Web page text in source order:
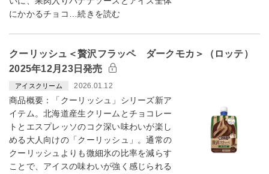
にかかるチョコ…続きを読む
クーリッシュ＜贅沢フラッペ ダークモカ＞（ロッテ）
2025年12月23日発売
アイスクリーム 2026.01.12
商品概要：「クーリッシュ」シリーズ新ア
イテム。北海道産生クリームとチョコレー
トとエスプレッソのコク深い味わいが楽し
める大人向けの「クーリッシュ」。通常の
クーリッシュよりも微細氷の比率を減らす
ことで、アイスの味わいが強く感じられる